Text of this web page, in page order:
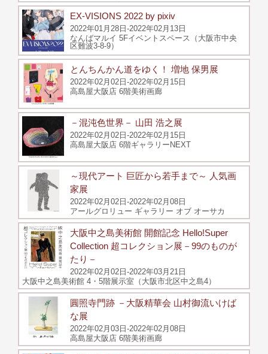
EX-VISIONS 2022 by pixiv
2022年01月28日-2022年02月13日
なんばマルイ 5Fイベントスペース（大阪市中央
区難波3-8-9）
とんちんかん道をゆく！ 増地 保男展
2022年02月02日-2022年02月15日
高島屋大阪店 6階美術画廊
－混沌色世界－ 山田 浩之展
2022年02月02日-2022年02月15日
高島屋大阪店 6階ギャラリーNEXT
～現代アート 巨匠から若手まで～ 人気画
家展
2022年02月02日-2022年02月08日
アールグロリュー ギャラリー オブ オーサカ
大阪中之島美術館 開館記念 Hello!Super
Collection 超コレクション展－99のものが
たり－
2022年02月02日-2022年03月21日
大阪中之島美術館 4・5階展示室（大阪市北区中之島4）
圓照寺門跡 －大阪精華会 山村御流いけば
な展
2022年02月03日-2022年02月08日
高島屋大阪店 6階美術画廊